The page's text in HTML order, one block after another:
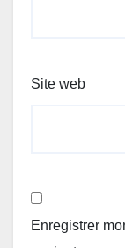
Site web
Enregistrer